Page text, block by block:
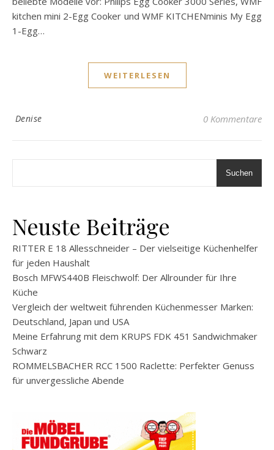
kitchen mini 2-Egg Cooker und WMF KITCHENminis My Egg
1-Egg…
WEITERLESEN
Denise 0 Kommentare
Suchen
Neuste Beiträge
RITTER E 18 Allesschneider – Der vielseitige Küchenhelfer
für jeden Haushalt
Bosch MFWS440B Fleischwolf: Der Allrounder für Ihre
Küche
Vergleich der weltweit führenden Küchenmesser Marken:
Deutschland, Japan und USA
Meine Erfahrung mit dem KRUPS FDK 451 Sandwichmaker
Schwarz
ROMMELSBACHER RCC 1500 Raclette: Perfekter Genuss
für unvergessliche Abende